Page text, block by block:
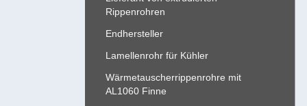
Rippenrohren
Endhersteller
Lamellenrohr für Kühler
Wärmetauscherrippenrohre mit
AL1060 Finne